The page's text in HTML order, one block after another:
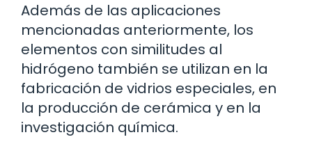
Además de las aplicaciones
mencionadas anteriormente, los
elementos con similitudes al
hidrógeno también se utilizan en la
fabricación de vidrios especiales, en
la producción de cerámica y en la
investigación química.